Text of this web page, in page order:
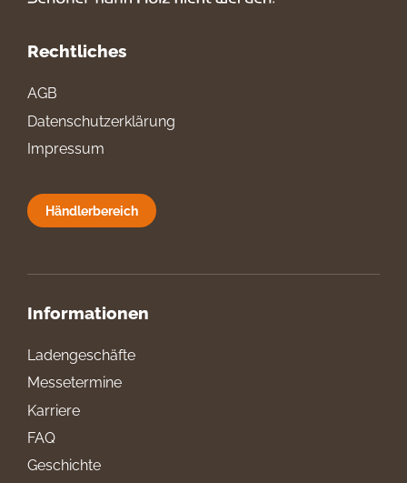
Rechtliches
AGB
Datenschutzerklärung
Impressum
Händlerbereich
Informationen
Ladengeschäfte
Messetermine
Karriere
FAQ
Geschichte